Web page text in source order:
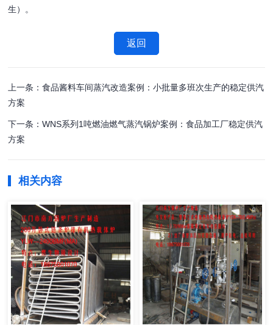
生）。
返回
上一条：食品酱料车间蒸汽改造案例：小批量多班次生产的稳定供汽
方案
下一条：WNS系列1吨燃油燃气蒸汽锅炉案例：食品加工厂稳定供汽
方案
相关内容